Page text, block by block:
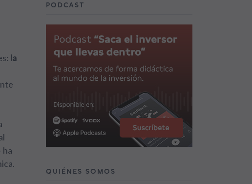
la
ha
PODCAST
QUIÉNES SOMOS